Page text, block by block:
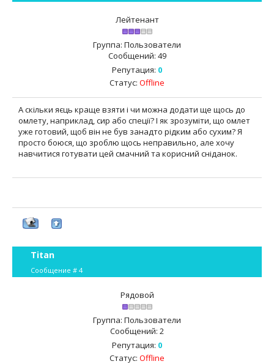
Лейтенант
Группа: Пользователи
Сообщений: 49
Репутация: 0
Статус: Offline
А скільки яєць краще взяти і чи можна додати ще щось до
омлету, наприклад, сир або спеції? І як зрозуміти, що омлет
уже готовий, щоб він не був занадто рідким або сухим? Я
просто боюся, що зроблю щось неправильно, але хочу
навчитися готувати цей смачний та корисний сніданок.
Titan
Сообщение # 4
Рядовой
Группа: Пользователи
Сообщений: 2
Репутация: 0
Статус: Offline